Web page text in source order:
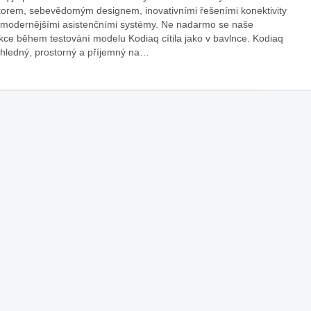
sebevědomým designem, inovativními řešeními konektivity
asistenčními systémy. Ne nadarmo se naše
během testování modelu Kodiaq cítila jako v bavlnce. Kodiaq
prostorný a příjemný na…
správného poutání
autosedačky
Zabavte děti na cestách